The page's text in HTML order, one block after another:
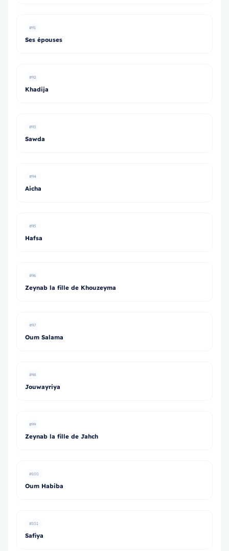
#91
Ses épouses
#92
Khadija
#93
Sawda
#94
Aicha
#95
Hafsa
#96
Zeynab la fille de Khouzeyma
#97
Oum Salama
#98
Jouwayriya
#99
Zeynab la fille de Jahch
#100
Oum Habiba
#101
Safiya